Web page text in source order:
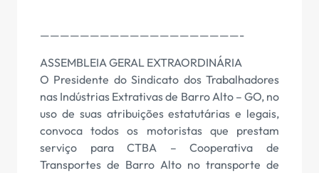
————————————————————-
ASSEMBLEIA GERAL EXTRAORDINÁRIA
O Presidente do Sindicato dos Trabalhadores
nas Indústrias Extrativas de Barro Alto – GO, no
uso de suas atribuições estatutárias e legais,
convoca todos os motoristas que prestam
serviço para CTBA – Cooperativa de
Transportes de Barro Alto no transporte de